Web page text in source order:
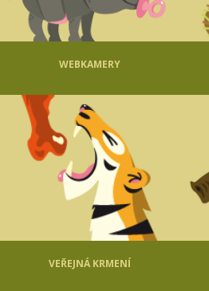
WEBKAMERY
VEŘEJNÁ KRMENÍ